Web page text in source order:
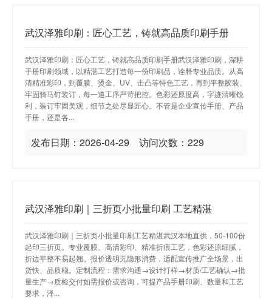
武汉泽雅印刷：匠心工艺，铸就高品质印刷手册
武汉泽雅印刷：匠心工艺，铸就高品质印刷手册武汉泽雅印刷，深耕
手册印刷领域，以精湛工艺打造每一份印刷品，诠释专业品质。从高
清精准彩印，到覆膜、烫金、UV、击凸等特色工艺，再到平整胶装、
牢固骑马钉装订，每一道工序严苛把控。色彩还原度高，字迹清晰锐
利，装订牢固美观，细节之处尽显匠心。不管是企业宣传手册、产品
手册，还是各...
发布日期：2026-04-29 访问次数：229
武汉泽雅印刷｜三折页小批量印刷 工艺精湛
武汉泽雅印刷｜三折页小批量印刷工艺精湛武汉本地直供，50-100份
起印三折页。专业覆膜、高清彩印、精准折痕工艺，色彩还原细腻，
折边平整不易起翘。报价透明无隐形消费，适配宣传推广全场景，出
货快、品质稳。定制流程：需求沟通→设计打样→材质/工艺确认→批
量生产→质检交付如需报价或咨询，可提产品手册印刷、数量和工艺
要求，泽...